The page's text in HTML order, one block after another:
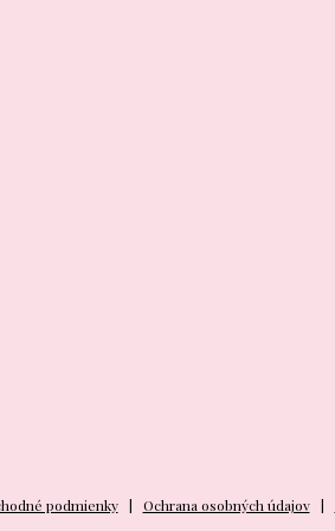
podmienky Ochrana osobných údajov